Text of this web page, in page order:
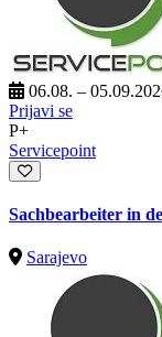
06.08. –
Prijavi se
P+
Servicepoint
Sachbearbeiter in
Sarajevo